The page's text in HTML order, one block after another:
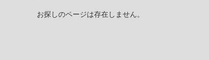
お探しのページは存在しません。